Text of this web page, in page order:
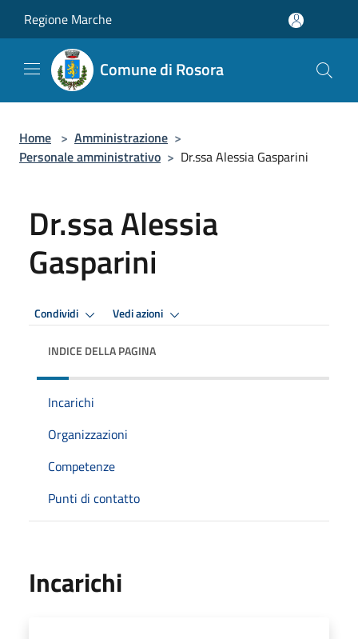
Regione Marche
Comune di Rosora
Home > Amministrazione >
Personale amministrativo > Dr.ssa Alessia Gasparini
Dr.ssa Alessia
Gasparini
Condividi Vedi azioni
INDICE DELLA PAGINA
Incarichi
Organizzazioni
Competenze
Punti di contatto
Incarichi